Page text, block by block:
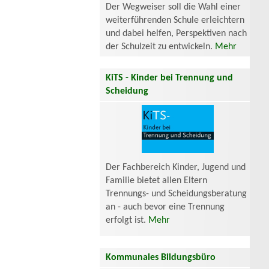
Der Wegweiser soll die Wahl einer
weiterführenden Schule erleichtern
und dabei helfen, Perspektiven nach
der Schulzeit zu entwickeln. Mehr
KiTS - Kinder bei Trennung und
Scheidung
Der Fachbereich Kinder, Jugend und
Familie bietet allen Eltern
Trennungs- und Scheidungsberatung
an - auch bevor eine Trennung
erfolgt ist. Mehr
Kommunales Bildungsbüro